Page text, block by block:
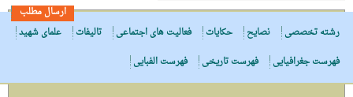
ارسال مطلب
رشته تخصصی
نصایح حکایات فعالیت های اجتماعی تالیفات
علمای شهید
فهرست جغرافیایی
فهرست تاریخی فهرست الفبایی